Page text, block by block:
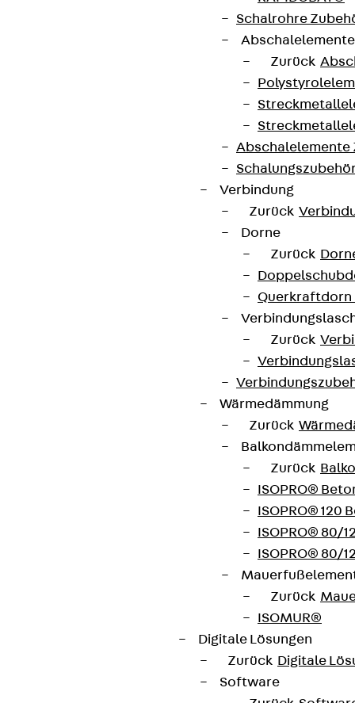
Schalrohre
Zurück
Abschalelemente
Verbindung
Zurück
Dorne
Zurück
Querkraftdorn
Zurück
Wärmedämmung
Zurück
Zurück
ISOPRO®
ISOPRO® 120
ISOPRO® 80/
ISOPRO® 80/
Zurück
ISOMUR®
Digitale Lösungen
Zurück Digitale
Software
Partner von Anfang bis Zukunft.